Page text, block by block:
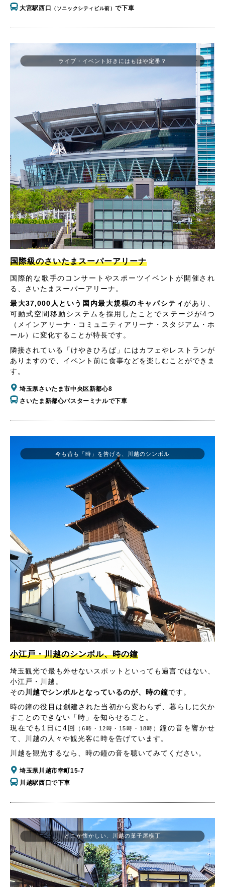
大宮駅西口
（ソニックシティビル前）で下車
国際級のさいたまスーパーアリーナ
国際的な歌手のコンサートやスポーツイベントが開催され
る、さいたまスーパーアリーナ。
最大37,000人という国内最大規模のキャパシティがあり、
可動式空間移動システムを採用したことでステージが4つ
（メインアリーナ・コミュニティアリーナ・スタジアム・ホ
ール）に変化することが特長です。
隣接されている「けやきひろば」にはカフェやレストランが
ありますので、イベント前に食事などを楽しむことができま
す。
埼玉県さいたま市中央区新都心8
さいたま新都心バスターミナルで下車
ライブ・イベント好きにはもはや定番？
今も昔も「時」を告げる、川越のシンボル
小江戸・川越のシンボル、時の鐘
埼玉観光で最も外せないスポットといっても過言ではない、
小江戸・川越。
その川越でシンボルとなっているのが、時の鐘です。
時の鐘の役目は創建された当初から変わらず、暮らしに欠か
すことのできない「時」を知らせること。
現在でも1日に4回
（6時・12時・15時・18時）鐘の音を響かせ
て、川越の人々や観光客に時を告げています。
川越を観光するなら、時の鐘の音を聴いてみてください。
埼玉県川越市幸町15-7
川越駅西口で下車
どこか懐かしい、川越の菓子屋横丁